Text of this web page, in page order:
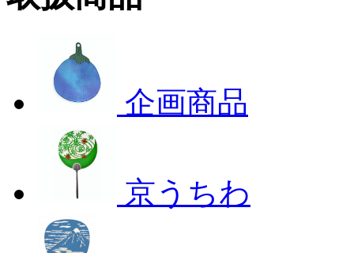
企画商品
京うちわ